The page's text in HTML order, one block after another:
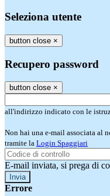
Seleziona utente
button close ×
Recupero password
button close ×
all'indirizzo indicato con le
Non hai una e-mail associata al
tramite la Login Spaggiari
E-mail inviata, si prega di
Errore